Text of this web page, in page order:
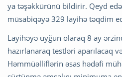
ya təşəkkürünü bildirir. Qeyd
müsabiqəyə 329 layihə təqdim
Layihəyə uyğun olaraq 8 ay
hazırlanaraq testləri aparılacaq
Həmmüəlliflərin əsas hədəfi